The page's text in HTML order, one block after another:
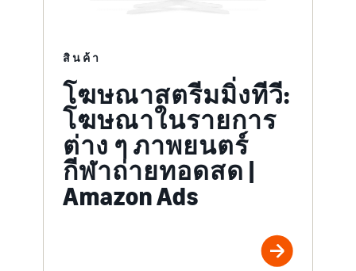
สินค้า
โฆษณาสตรีมมิ่งทีวี:
โฆษณาในรายการ
ต่าง ๆ ภาพยนตร์
กีฬาถ่ายทอดสด |
Amazon Ads